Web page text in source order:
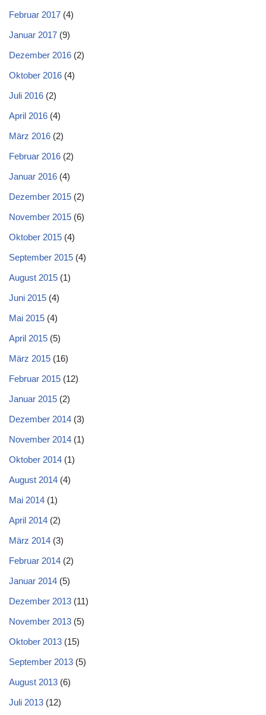
Februar 2017 (4)
Januar 2017 (9)
Dezember 2016 (2)
Oktober 2016 (4)
Juli 2016 (2)
April 2016 (4)
März 2016 (2)
Februar 2016 (2)
Januar 2016 (4)
Dezember 2015 (2)
November 2015 (6)
Oktober 2015 (4)
September 2015 (4)
August 2015 (1)
Juni 2015 (4)
Mai 2015 (4)
April 2015 (5)
März 2015 (16)
Februar 2015 (12)
Januar 2015 (2)
Dezember 2014 (3)
November 2014 (1)
Oktober 2014 (1)
August 2014 (4)
Mai 2014 (1)
April 2014 (2)
März 2014 (3)
Februar 2014 (2)
Januar 2014 (5)
Dezember 2013 (11)
November 2013 (5)
Oktober 2013 (15)
September 2013 (5)
August 2013 (6)
Juli 2013 (12)